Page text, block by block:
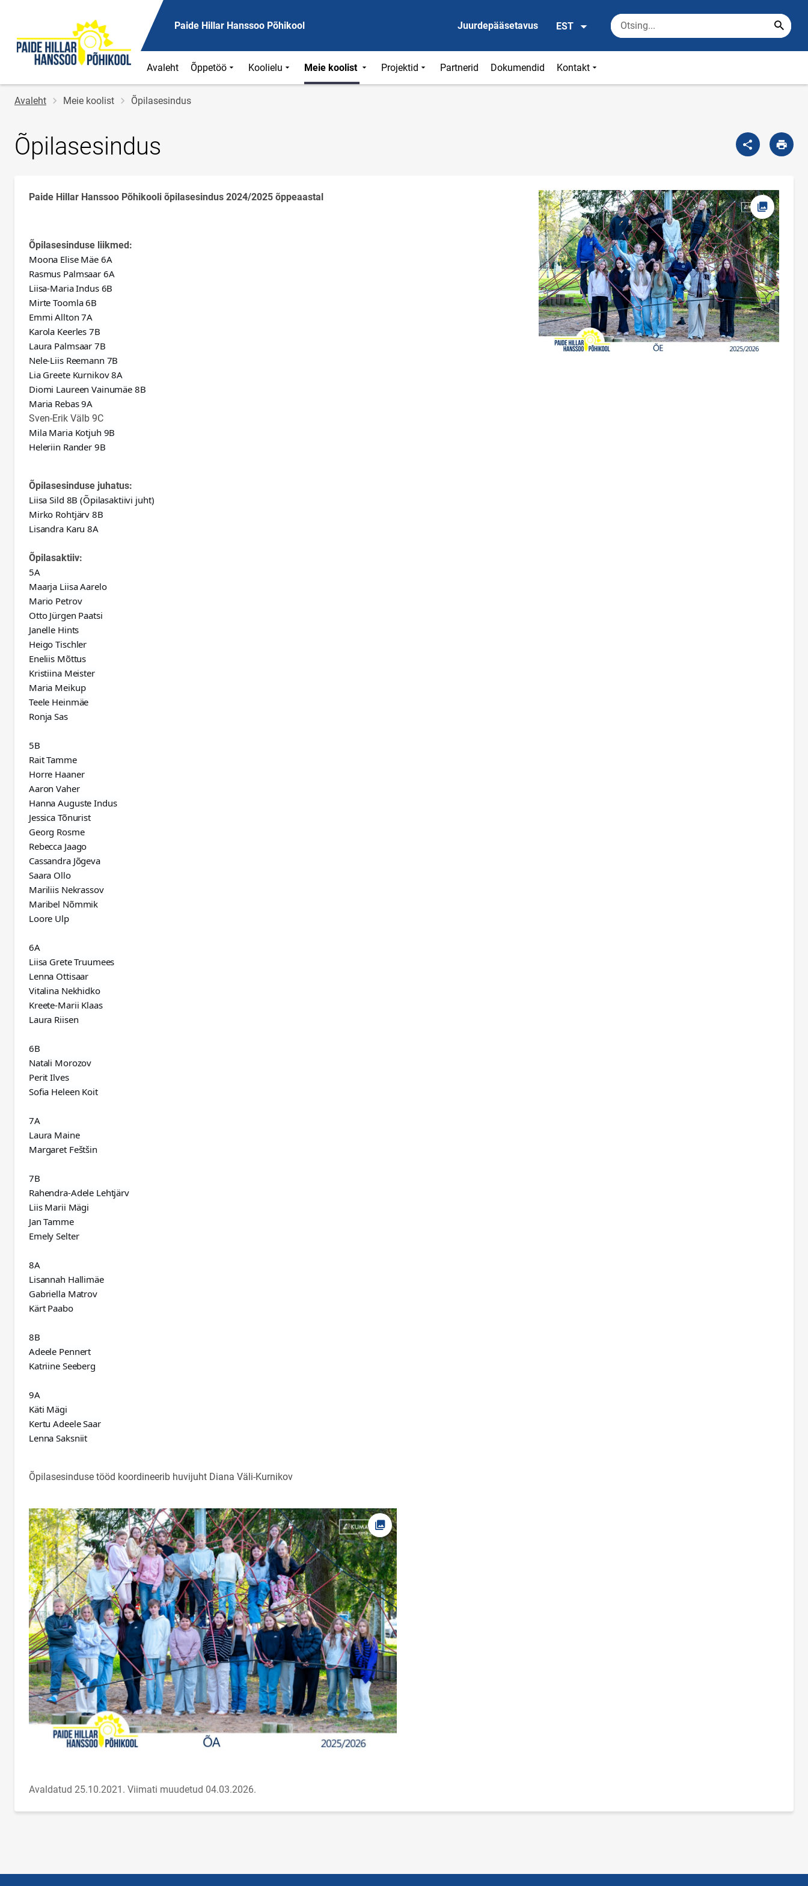
Paide Hillar Hanssoo Põhikool Juurdepääsetavus EST
Avaleht Õppetöö Koolielu Meie koolist Projektid Partnerid Dokumendid Kontakt
Jälglink
Avaleht Meie koolist Õpilasesindus
Õpilasesindus
Paide Hillar Hanssoo Põhikooli õpilasesindus 2024/2025 õppeaastal
Õpilasesinduse liikmed:
Moona Elise Mäe 6A
Rasmus Palmsaar 6A
Liisa-Maria Indus 6B
Mirte Toomla 6B
Emmi Allton 7A
Karola Keerles 7B
Laura Palmsaar 7B
Nele-Liis Reemann 7B
Lia Greete Kurnikov 8A
Diomi Laureen Vainumäe 8B
Maria Rebas 9A
Sven-Erik Välb 9C
Mila Maria Kotjuh 9B
Heleriin Rander 9B
Õpilasesinduse juhatus:
Liisa Sild 8B (Õpilasaktiivi juht)
Mirko Rohtjärv 8B
Lisandra Karu 8A
Õpilasaktiiv:
5A
Maarja Liisa Aarelo
Mario Petrov
Otto Jürgen Paatsi
Janelle Hints
Heigo Tischler
Eneliis Mõttus
Kristiina Meister
Maria Meikup
Teele Heinmäe
Ronja Sas
5B
Rait Tamme
Horre Haaner
Aaron Vaher
Hanna Auguste Indus
Jessica Tõnurist
Georg Rosme
Rebecca Jaago
Cassandra Jõgeva
Saara Ollo
Mariliis Nekrassov
Maribel Nõmmik
Loore Ulp
6A
Liisa Grete Truumees
Lenna Ottisaar
Vitalina Nekhidko
Kreete-Marii Klaas
Laura Riisen
6B
Natali Morozov
Perit Ilves
Sofia Heleen Koit
7A
Laura Maine
Margaret Feštšin
7B
Rahendra-Adele Lehtjärv
Liis Marii Mägi
Jan Tamme
Emely Selter
8A
Lisannah Hallimäe
Gabriella Matrov
Kärt Paabo
8B
Adeele Pennert
Katriine Seeberg
9A
Käti Mägi
Kertu Adeele Saar
Lenna Saksniit
Õpilasesinduse tööd koordineerib huvijuht Diana Väli-Kurnikov
Ava foto
Ava foto
Avaldatud 25.10.2021. Viimati muudetud 04.03.2026.